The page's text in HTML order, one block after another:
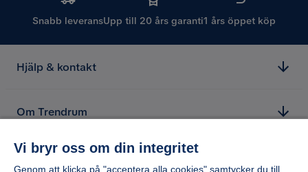
Snabb leveransUpp till 20 års garanti1 års öppet köp
Hjälp & kontakt
Om Trendrum
Vi bryr oss om din integritet
Genom att klicka på "acceptera alla cookies" samtycker du till